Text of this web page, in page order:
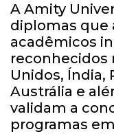
A Amity
diplomas que
acadêmicos
reconhecidos
Unidos, Índia,
Austrália e
validam a
programas